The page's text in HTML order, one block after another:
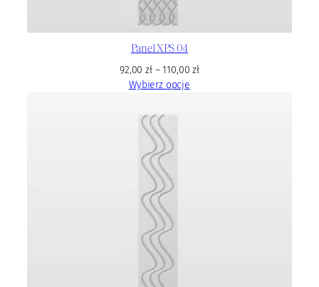
Panel XPS 04
92,00zł– 110,00zł
Wybierz opcje